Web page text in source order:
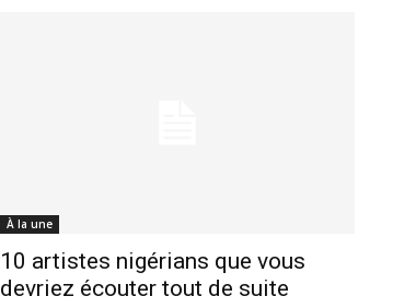
À la une
10 artistes nigérians que vous
devriez écouter tout de suite